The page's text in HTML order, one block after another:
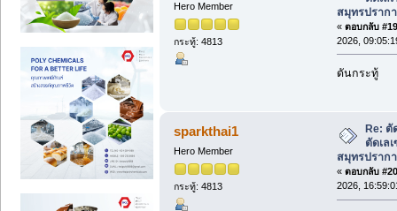
Hero Member
กระทู้: 4813
สมุทรปราก
« ตอบกลับ
2026,
ดันกระทู้
sparkthai1
Hero Member
กระทู้: 4813
Re: ตั
ตัดเล
สมุทรปราก
« ตอบกลับ
2026,